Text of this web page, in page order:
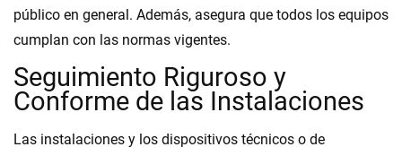
público en general. Además, asegura que todos los equipos
cumplan con las normas vigentes.
Seguimiento Riguroso y
Conforme de las Instalaciones
Las instalaciones y los dispositivos técnicos o de